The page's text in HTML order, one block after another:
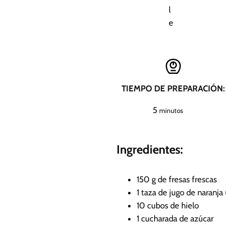
l
e
TIEMPO DE PREPARACIÓN:
5m
u
o
minutos
Ingredientes:
150 g de fresas frescas
1 taza de jugo de
10 cubos de hielo
1 cucharada de azúcar